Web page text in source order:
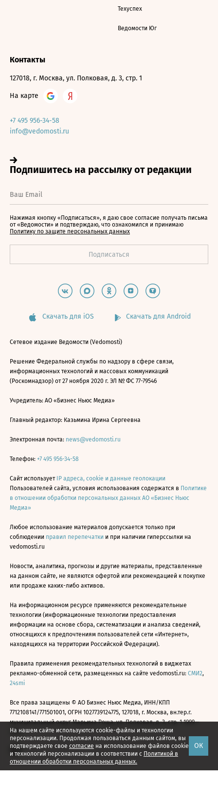
На нашем сайте используются cookie-файлы и технологии
персонализации. Продолжая пользоваться данным сайтом, вы
подтверждаете свое согласие на использование файлов cookie
и технологий персонализации в соответствии с Политикой в
отношении обработки персональных данных.
ОК
Техуспех
Ведомости Юг
Контакты
127018, г. Москва, ул. Полковая, д. 3, стр. 1
На карте
+7 495 956-34-58
info@vedomosti.ru
Нажимая кнопку «Подписаться», я даю свое согласие получать письма
от «Ведомости» и подтверждаю, что ознакомился и принимаю
Политику по защите персональных данных
Скачать для iOS Скачать для Android
Сетевое издание Ведомости (Vedomosti)
Решение Федеральной службы по надзору в сфере связи,
информационных технологий и массовых коммуникаций
(Роскомнадзор) от 27 ноября 2020 г. ЭЛ № ФС 77-79546
Учредитель: АО «Бизнес Ньюс Медиа»
Главный редактор: Казьмина Ирина Сергеевна
Электронная почта: news@vedomosti.ru
Телефон: +7 495 956-34-58
Сайт использует IP адреса, cookie и данные геолокации
Пользователей сайта, условия использования содержатся в Политике
в отношении обработки персональных данных АО «Бизнес Ньюс
Медиа»
Любое использование материалов допускается только при
соблюдении правил перепечатки и при наличии гиперссылки на
vedomosti.ru
Новости, аналитика, прогнозы и другие материалы, представленные
на данном сайте, не являются офертой или рекомендацией к покупке
или продаже каких-либо активов.
На информационном ресурсе применяются рекомендательные
технологии (информационные технологии предоставления
информации на основе сбора, систематизации и анализа сведений,
относящихся к предпочтениям пользователей сети «Интернет»,
находящихся на территории Российской Федерации).
Правила применения рекомендательных технологий в виджетах
рекламно-обменной сети, размещенных на сайте vedomosti.ru: СМИ2,
24smi
Все права защищены © АО Бизнес Ньюс Медиа, ИНН/КПП
7712108141/771501001, ОГРН 1027739124775, 127018, г. Москва, вн.тер.г.
муниципальный округ Марьина Роща, ул. Полковая, д. 3, стр. 1 1999—
2026